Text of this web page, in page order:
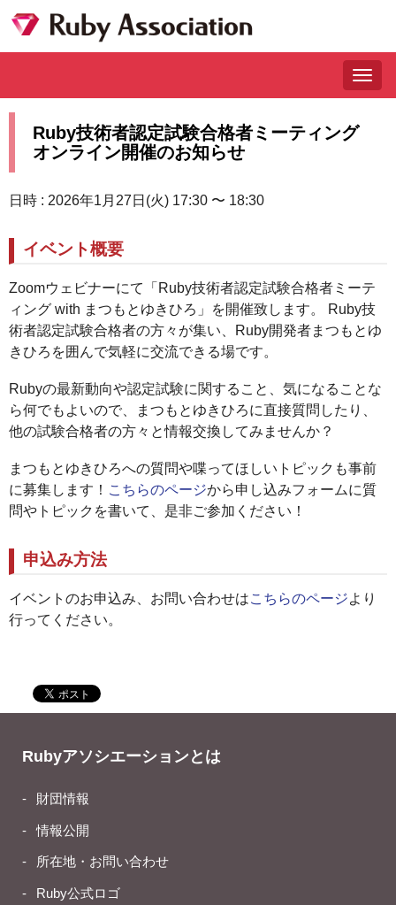
Ruby技術者認定試験合格者ミーティング
オンライン開催のお知らせ
日時 : 2026年1月27日(火) 17:30 〜 18:30
イベント概要
Zoomウェビナーにて「Ruby技術者認定試験合格者ミーテ
ィング with まつもとゆきひろ」を開催致します。 Ruby技
術者認定試験合格者の方々が集い、Ruby開発者まつもとゆ
きひろを囲んで気軽に交流できる場です。
Rubyの最新動向や認定試験に関すること、気になることな
ら何でもよいので、まつもとゆきひろに直接質問したり、
他の試験合格者の方々と情報交換してみませんか？
まつもとゆきひろへの質問や喋ってほしいトピックも事前
に募集します！ こちらのページから申し込みフォームに質
問やトピックを書いて、是非ご参加ください！
申込み方法
イベントのお申込み、お問い合わせはこちらのページより
行ってください。
Rubyアソシエーションとは
財団情報
情報公開
所在地・お問い合わせ
Ruby公式ロゴ